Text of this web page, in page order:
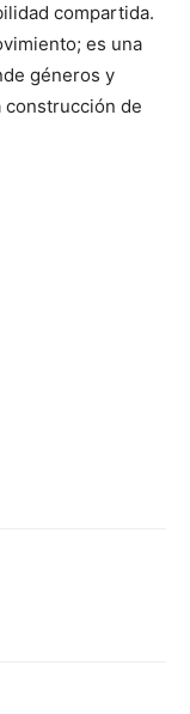
compartida.
es una
géneros y
construcción de